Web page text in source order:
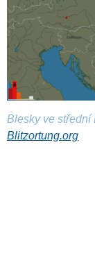
Blesky ve střední
Blitzortung.org